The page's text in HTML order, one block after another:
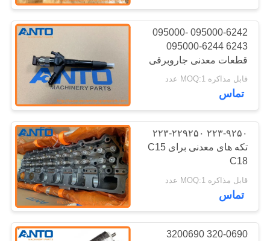
موتور چرخش بیل
مکانیکی
150
بلبرینگ بیل مکانیکی
338
095000-6242 095000-
6243 095000-6244
قطعات معدنی جاروبرقی
قابل مذاکره MOQ:1 عدد
تماس
۲۲۳-۹۲۵۰ ۲۲۳-۲۲۹۲۵۰
تکه های معدنی برای C15
C18
قابل مذاکره MOQ:1 عدد
تماس
320-0690 3200690